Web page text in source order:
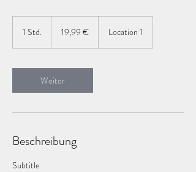
1 Std.
d
19,99 € Location 1
Weiter
Beschreibung
Subtitle